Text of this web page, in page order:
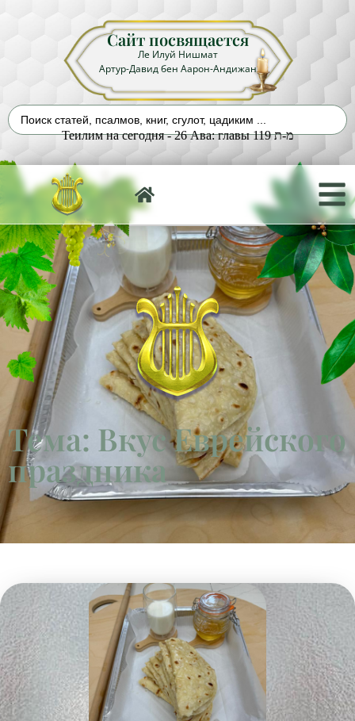
Сайт посвящается
Ле Илуй Нишмат
Артур-Давид бен Аарон-Андижан
Теилим на сегодня - 26 Ава: главы 119 מ-ת
Тема: Вкус Еврейского
праздника